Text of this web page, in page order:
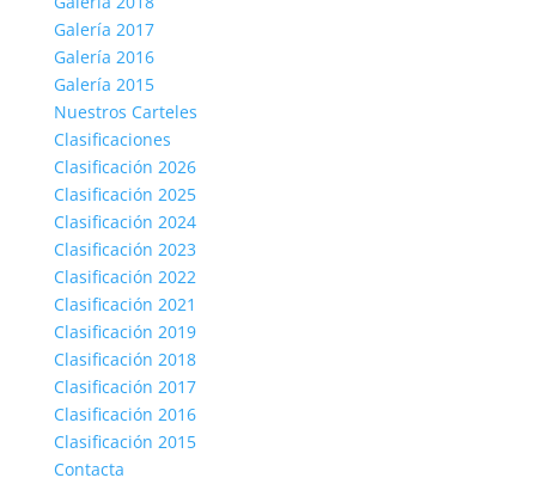
Galería 2017
Galería 2016
Galería 2015
Nuestros Carteles
Clasificaciones
Clasificación 2026
Clasificación 2025
Clasificación 2024
Clasificación 2023
Clasificación 2022
Clasificación 2021
Clasificación 2019
Clasificación 2018
Clasificación 2017
Clasificación 2016
Clasificación 2015
Contacta